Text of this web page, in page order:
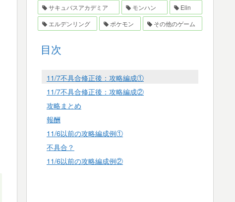
サキュバスアカデミア
モンハン
Elin
エルデンリング
ポケモン その他のゲーム
目次
11/7不具合修正後：攻略編成①
11/7不具合修正後：攻略編成②
攻略まとめ
報酬
11/6以前の攻略編成例①
不具合？
11/6以前の攻略編成例②